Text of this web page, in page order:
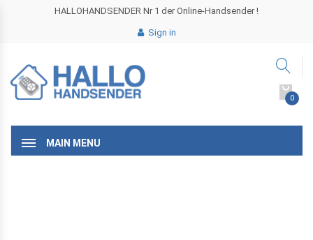
HALLOHANDSENDER Nr 1 der Online-Handsender !
Sign in
0
MAIN MENU